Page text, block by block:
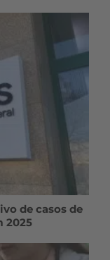
de casos de
2025